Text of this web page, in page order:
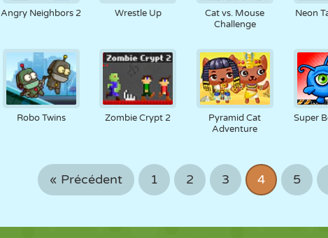
Angry Neighbors 2 Wrestle Up
Cat vs. Mouse
Challenge
Neon
Robo Twins Zombie Crypt 2
Pyramid Cat
Adventure
Super
« Précédent 1 2 3 4 5